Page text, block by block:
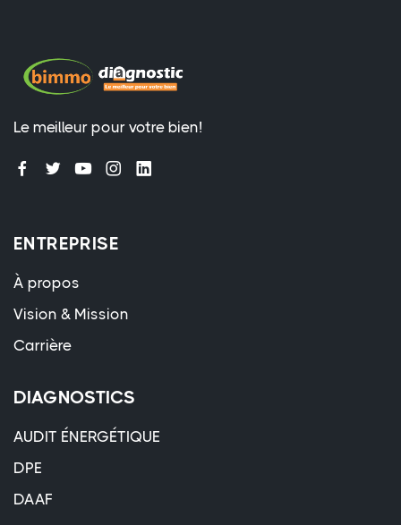
Le meilleur pour votre bien!
ENTREPRISE
À propos
Vision & Mission
Carrière
DIAGNOSTICS
AUDIT ÉNERGÉTIQUE
DPE
DAAF